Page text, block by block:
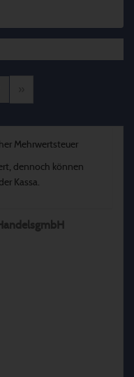
Mehrwertsteuer
dennoch können
Kassa.